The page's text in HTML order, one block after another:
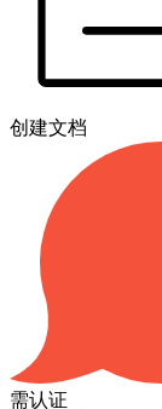
创建文档
需认证